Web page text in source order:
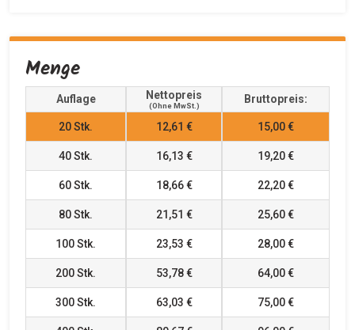
Menge
Auflage Nettopreis
(ohne MwSt.)
Bruttopreis:
20Stk. 12,61 € 15,00 €
40Stk. 16,13 € 19,20 €
60Stk. 18,66 € 22,20 €
80Stk. 21,51 € 25,60 €
100Stk. 23,53 € 28,00 €
200Stk. 53,78 € 64,00 €
300Stk. 63,03 € 75,00 €